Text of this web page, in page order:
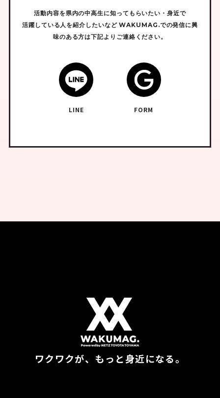
活動内容を県内の中高生に知ってもらいたい・身近で
活躍している人を紹介したいなどWAKUMAG.での発信に興
味のある方は下記よりご連絡ください。
LINE FORM
ワクワクが、もっと身近になる。